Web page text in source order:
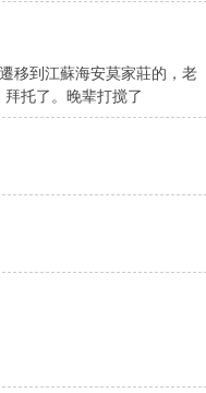
移到江蘇海安莫家莊的，老
托了。晚辈打搅了